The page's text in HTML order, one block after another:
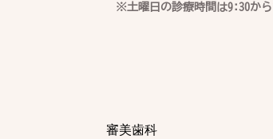
※土曜日の診療時間は9:30から
審美歯科